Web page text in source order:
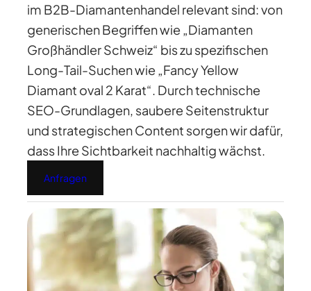
im B2B-Diamantenhandel relevant sind: von
generischen Begriffen wie „Diamanten
Großhändler Schweiz“ bis zu spezifischen
Long-Tail-Suchen wie „Fancy Yellow
Diamant oval 2 Karat“. Durch technische
SEO-Grundlagen, saubere Seitenstruktur
und strategischen Content sorgen wir dafür,
dass Ihre Sichtbarkeit nachhaltig wächst.
Anfragen